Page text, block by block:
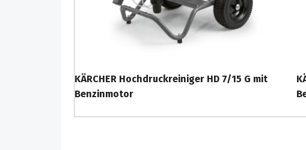
KÄRCHER Hochdruckreiniger HD 7/15 G mit
Benzinmotor